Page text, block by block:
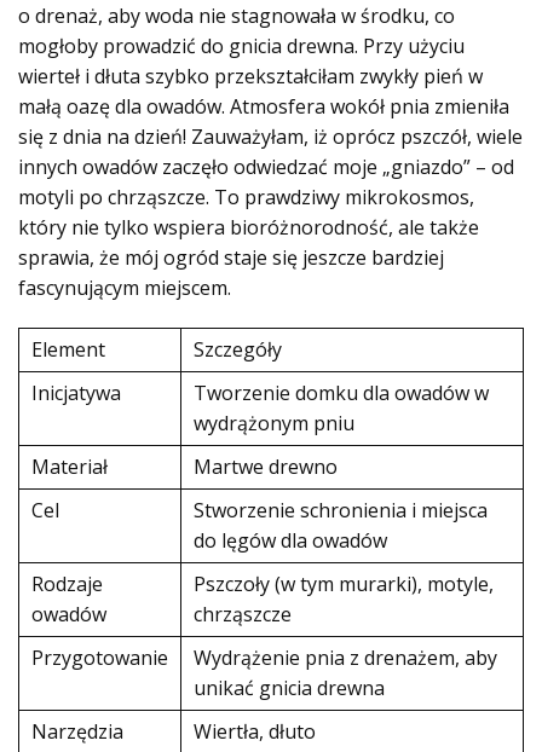
o drenaż, aby woda nie stagnowała w środku, co
mogłoby prowadzić do gnicia drewna. Przy użyciu
wierteł i dłuta szybko przekształciłam zwykły pień w
małą oazę dla owadów. Atmosfera wokół pnia zmieniła
się z dnia na dzień! Zauważyłam, iż oprócz pszczół, wiele
innych owadów zaczęło odwiedzać moje „gniazdo” – od
motyli po chrząszcze. To prawdziwy mikrokosmos,
który nie tylko wspiera bioróżnorodność, ale także
sprawia, że mój ogród staje się jeszcze bardziej
fascynującym miejscem.
Element
Szczegóły
Inicjatywa
Tworzenie domku dla owadów w
wydrążonym pniu
Materiał
Martwe drewno
Cel
Stworzenie schronienia i miejsca
do lęgów dla owadów
Rodzaje
owadów
Pszczoły (w tym murarki), motyle,
chrząszcze
Przygotowanie
Wydrążenie pnia z drenażem, aby
unikać gnicia drewna
Narzędzia
Wiertła, dłuto